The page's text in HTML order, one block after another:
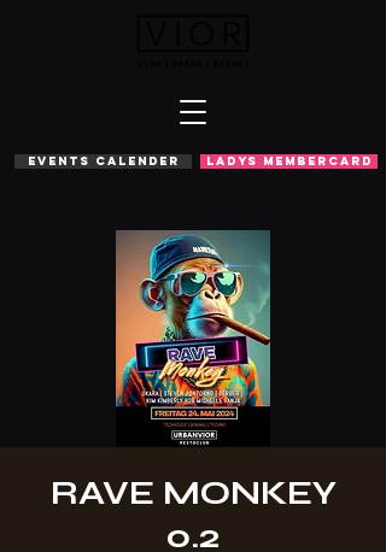
EVENTS CALENDER LADYS MEMBERCARD
RAVE MONKEY
0.2